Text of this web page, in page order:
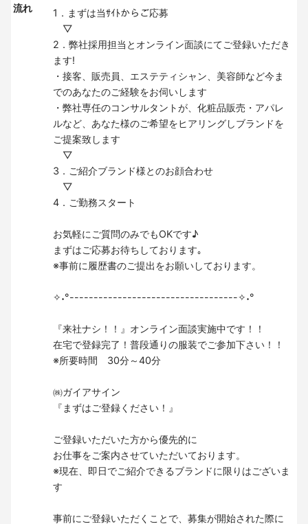
流れ
1．まずは当ｻｲﾄからご応募
▽
2．弊社採用担当とオンライン面談にてご登録いただき
ます!
・接客、販売員、エステティシャン、美容師など今ま
でのあなたのご経験をお伺いします
・弊社専任のコンサルタントが、化粧品販売・アパレ
ルなど、あなた様のご希望をヒアリングしブランドを
ご提案致します
▽
3．ご紹介ブランド様とのお顔合わせ
▽
4．ご勤務スタート
お気軽にご質問のみでもOKです♪
まずはご応募お待ちしております｡
※事前に履歴書のご提出をお願いしております。
✧˖°-----------------------------------✧˖°
『来社ナシ！！』オンライン面談実施中です！！
在宅で登録完了！普段通りの服装でご参加下さい！！
※所要時間 30分～40分
㈱ガイアサイン
『まずはご登録ください！』
ご登録いただいた方から優先的に
お仕事をご案内させていただいております。
※現在、即日でご紹介できるブランドに限りはございま
す
事前にご登録いただくことで、募集が開始された際に